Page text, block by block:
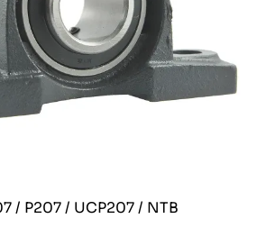
/ P207 / UCP207 / NTB